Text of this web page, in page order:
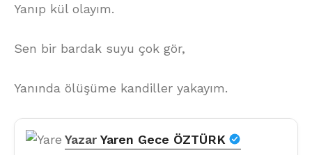
Yanıp kül olayım.
Sen bir bardak suyu çok gör,
Yanında ölüşüme kandiller yakayım.
Yazar Yaren Gece ÖZTÜRK